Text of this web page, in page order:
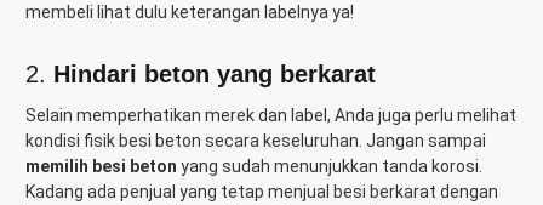
membeli lihat dulu keterangan labelnya ya!
2. Hindari beton yang berkarat
Selain memperhatikan merek dan label, Anda juga perlu melihat
kondisi fisik besi beton secara keseluruhan. Jangan sampai
memilih besi beton yang sudah menunjukkan tanda korosi.
Kadang ada penjual yang tetap menjual besi berkarat dengan